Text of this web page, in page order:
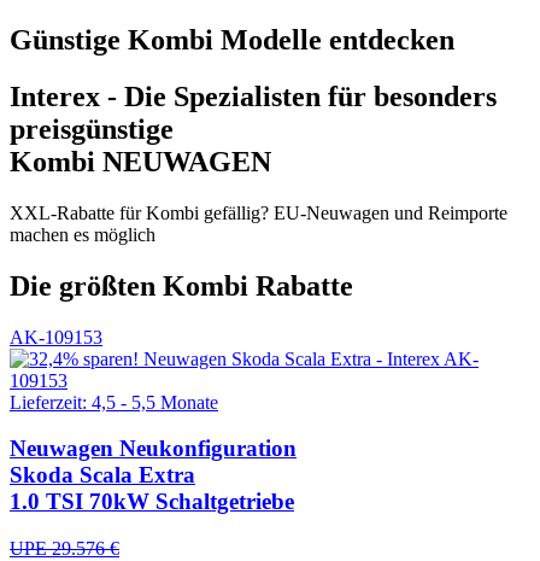
Günstige Kombi Modelle entdecken
Interex - Die Spezialisten für besonders
preisgünstige
Kombi NEUWAGEN
XXL-Rabatte für Kombi gefällig? EU-Neuwagen und Reimporte
machen es möglich
Die größten Kombi Rabatte
AK-109153
Lieferzeit: 4,5 - 5,5 Monate
Neuwagen Neukonfiguration
Skoda Scala Extra
1.0 TSI 70kW Schaltgetriebe
UPE 29.576 €